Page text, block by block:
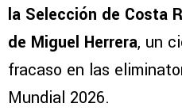
la Selección de Costa
de Miguel Herrera, un
fracaso en las
Mundial 2026.